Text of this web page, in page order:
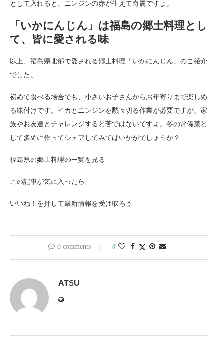
として入れると、ニンジンの赤が生えて奇麗ですよ。
「いかにんじん」は福島の郷土料理とし
て、皆に愛される味
以上、福島県北部で愛される郷土料理「いかにんじん」のご紹介
でした。
初めて食べる場合でも、小さいお子さんからお年寄りまで楽しめ
る味付けです。イカとニンジンを黙々切る作業が必要ですが、家
族やお友達とチャレンジすると苦ではないですよ。冬の常備菜と
して多めに作ってシェアしてみてはいかがでしょうか？
福島県の郷土料理の一覧を見る
この記事が気に入ったら
いいね！を押して最新情報を受け取ろう
0 comments 0
ATSU